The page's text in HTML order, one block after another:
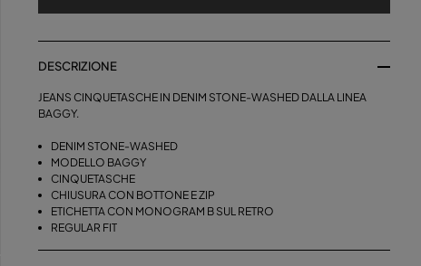
DESCRIZIONE
JEANS CINQUETASCHE IN DENIM STONE-WASHED DALLA LINEA
BAGGY.
DENIM STONE-WASHED
MODELLO BAGGY
CINQUETASCHE
CHIUSURA CON BOTTONE E ZIP
ETICHETTA CON MONOGRAM B SUL RETRO
REGULAR FIT